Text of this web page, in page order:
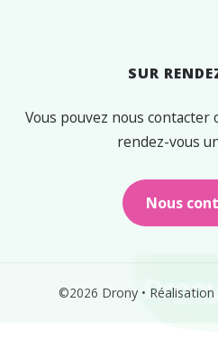
SUR
Vous pouvez nous
rendez-vous
Nous
©2026 Drony •
Cookies
Nous utilisons des cookies pour